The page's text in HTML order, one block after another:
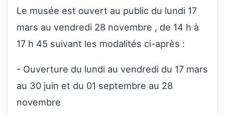
Le musée est ouvert au public du lundi 17
mars au vendredi 28 novembre , de 14 h à
17 h 45 suivant les modalités ci-après :
- Ouverture du lundi au vendredi du 17 mars
au 30 juin et du 01 septembre au 28
novembre